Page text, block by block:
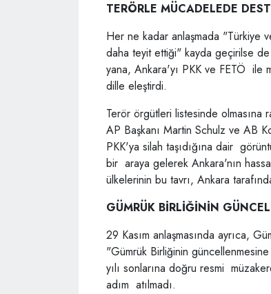
TERÖRLE MÜCADELEDE
Her ne kadar anlaşmada "Türkiye
daha teyit ettiği" kayda geçirilse
yana, Ankara'yı PKK ve FETÖ ile
dille eleştirdi.
Terör örgütleri listesinde
AP Başkanı Martin Schulz ve AB
PKK'ya silah taşıdığına dair
bir araya gelerek Ankara'nın
ülkelerinin bu tavrı, Ankara
GÜMRÜK BİRLİĞİNİN
29 Kasım anlaşmasında ayrıca,
"Gümrük Birliğinin güncellenmesine
yılı sonlarına doğru resmi
adım atılmadı.